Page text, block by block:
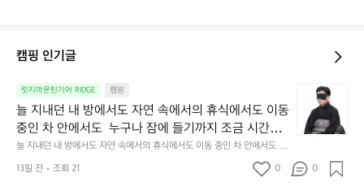
캠핑 인기글
릿지마운틴기어 RIDGE 캠핑
늘 지내던 내 방에서도 자연 속에서의 휴식에서도 이동
중인 차 안에서도  누구나 잠에 들기까지 조금 시간이
걸리는 순간이 있습니다.  그럴 때는 차분하게 눈을 가
려보세요. 마치 암막 커튼을 조용히 내리듯이.  Polarte
c® Wind Pro™의 온기가 눈가를 포근히 감싸줍니다.
늘 지내던 내 방에서도 자연 속에서의 휴식에서도 이동 중인 차 안에서도  누
구나 잠에 들기까지 조금 시간이 걸리는 순간이 있습니다.  그럴 때는 차분하
게 눈을 가려보세요. 마치 암막 커튼을 조용히 내리듯이.  Polartec® Wind
내
던
방
13일 전 조회 21 0 0